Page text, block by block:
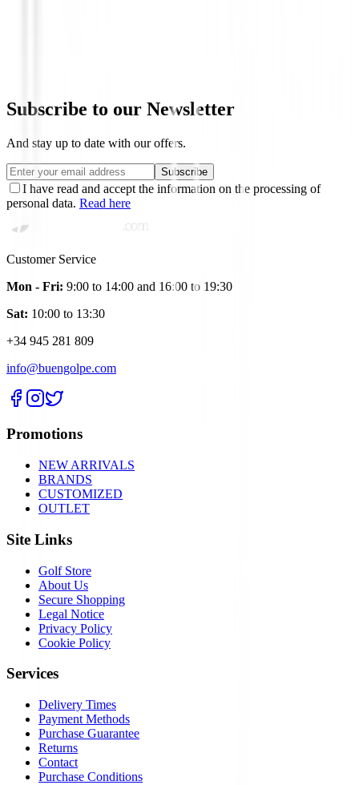
Subscribe to our Newsletter
And stay up to date with our offers.
Subscribe
I have read and accept the information on the processing of
personal data. Read here
Customer Service
Mon - Fri: 9:00 to 14:00 and 16:00 to 19:30
Sat: 10:00 to 13:30
+34 945 281 809
info@buengolpe.com
Promotions
NEW ARRIVALS
BRANDS
CUSTOMIZED
OUTLET
Site Links
Golf Store
About Us
Secure Shopping
Legal Notice
Privacy Policy
Cookie Policy
Services
Delivery Times
Payment Methods
Purchase Guarantee
Returns
Contact
Purchase Conditions